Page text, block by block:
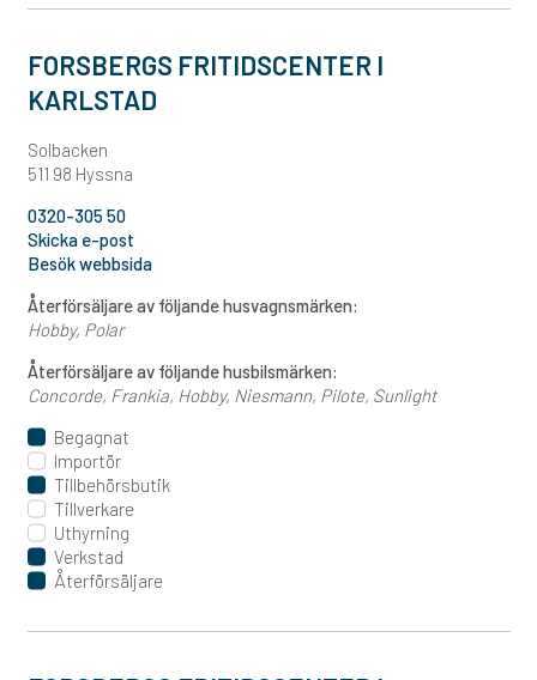
FORSBERGS FRITIDSCENTER I
KARLSTAD
Solbacken
511 98 Hyssna
0320-305 50
Skicka e-post
Besök webbsida
Återförsäljare av följande husvagnsmärken:
Hobby Polar
Återförsäljare av följande husbilsmärken:
Concorde Frankia Hobby Niesmann Pilote Sunlight
Begagnat
Importör
Tillbehörsbutik
Tillverkare
Uthyrning
Verkstad
Återförsäljare